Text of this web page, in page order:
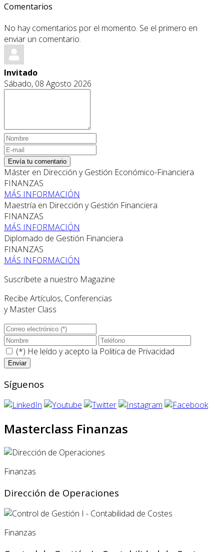
Comentarios
No hay comentarios por el momento. Se el primero en
enviar un comentario.
Invitado
Sábado, 08 Agosto 2026
Envía tu comentario
Máster en Dirección y Gestión Económico-Financiera
FINANZAS
MÁS INFORMACIÓN
Maestría en Dirección y Gestión Financiera
FINANZAS
MÁS INFORMACIÓN
Diplomado de Gestión Financiera
FINANZAS
MÁS INFORMACIÓN
Suscríbete a nuestro Magazine
Recibe Artículos, Conferencias
y Master Class
(*) He leído y acepto la Politica de Privacidad
Síguenos
Masterclass Finanzas
Finanzas
Dirección de Operaciones
Finanzas